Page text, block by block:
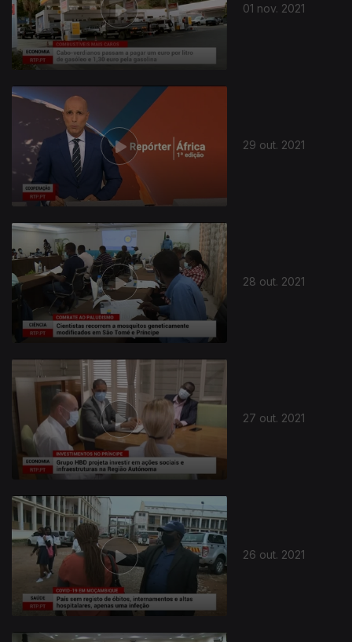
01 nov. 2021
29 out. 2021
28 out. 2021
27 out. 2021
575670
26 out. 2021